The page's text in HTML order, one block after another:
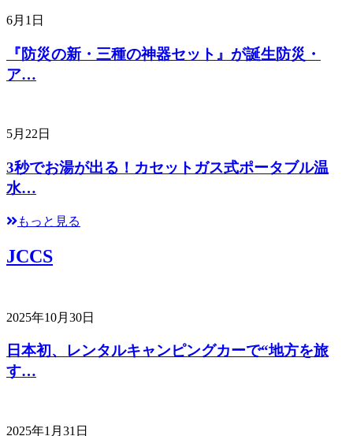
6月1日
『防災の新・三種の神器セット』が誕生防災・
ア…
5月22日
3秒でお湯が出る！カセットガス式ポータブル温
水…
もっと見る
JCCS
2025年10月30日
日本初、レンタルキャンピングカーで“地方を旅
す…
2025年1月31日